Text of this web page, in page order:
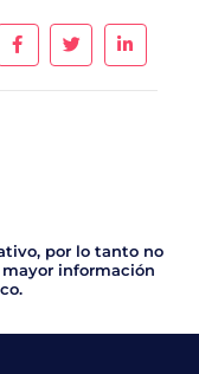
por lo tanto no
información